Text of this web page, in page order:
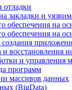
отладки
закладки и
обеспечения на
обеспечения на
восстановления
и
программ
массивов данных
(BigData)